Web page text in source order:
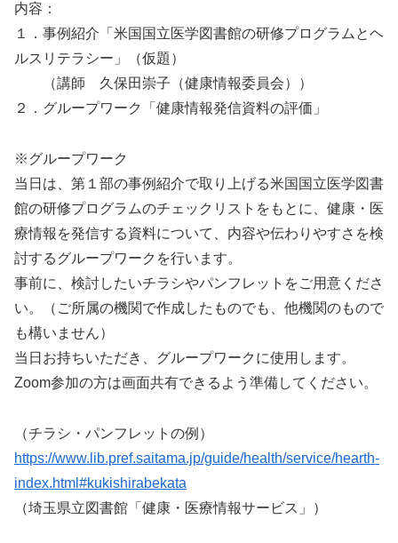
内容：
１．事例紹介「米国国立医学図書館の研修プログラムとヘ
ルスリテラシー」（仮題）
（講師 久保田崇子（健康情報委員会））
２．グループワーク「健康情報発信資料の評価」
※グループワーク
当日は、第１部の事例紹介で取り上げる米国国立医学図書
館の研修プログラムのチェックリストをもとに、健康・医
療情報を発信する資料について、内容や伝わりやすさを検
討するグループワークを行います。
事前に、検討したいチラシやパンフレットをご用意くださ
い。（ご所属の機関で作成したものでも、他機関のもので
も構いません）
当日お持ちいただき、グループワークに使用します。
Zoom参加の方は画面共有できるよう準備してください。
（チラシ・パンフレットの例）
https://www.lib.pref.saitama.jp/guide/health/service/hearth-
index.html#kukishirabekata
（埼玉県立図書館「健康・医療情報サービス」）